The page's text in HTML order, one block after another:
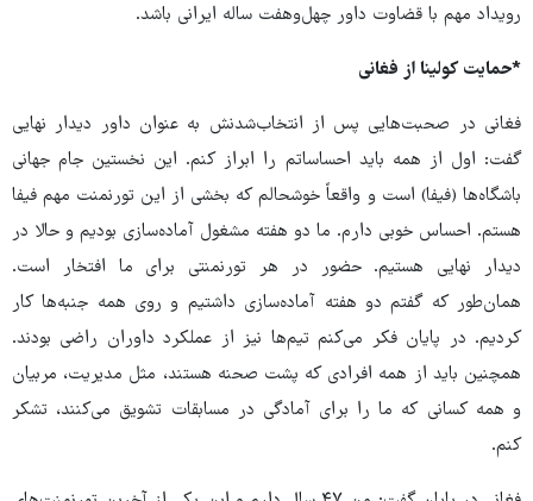
رویداد مهم با قضاوت داور چهل‌وهفت ساله ایرانی باشد.
*حمایت کولینا از فغانی
فغانی در صحبت‌هایی پس از انتخاب‌شدنش به عنوان داور دیدار نهایی
گفت: اول از همه باید احساساتم را ابراز کنم. این نخستین جام جهانی
باشگاه‌ها (فیفا) است و واقعاً خوشحالم که بخشی از این تورنمنت مهم فیفا
هستم. احساس خوبی دارم. ما دو هفته مشغول آماده‌سازی بودیم و حالا در
دیدار نهایی هستیم. حضور در هر تورنمنتی برای ما افتخار است.
همان‌طور که گفتم دو هفته آماده‌سازی داشتیم و روی همه جنبه‌ها کار
کردیم. در پایان فکر می‌کنم تیم‌ها نیز از عملکرد داوران راضی بودند.
همچنین باید از همه افرادی که پشت صحنه هستند، مثل مدیریت، مربیان
و همه کسانی که ما را برای آمادگی در مسابقات تشویق می‌کنند، تشکر
کنم.